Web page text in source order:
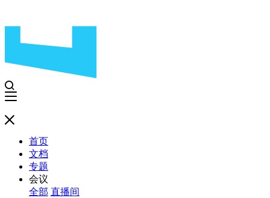
首页
文档
专题
会议
全部 直播间